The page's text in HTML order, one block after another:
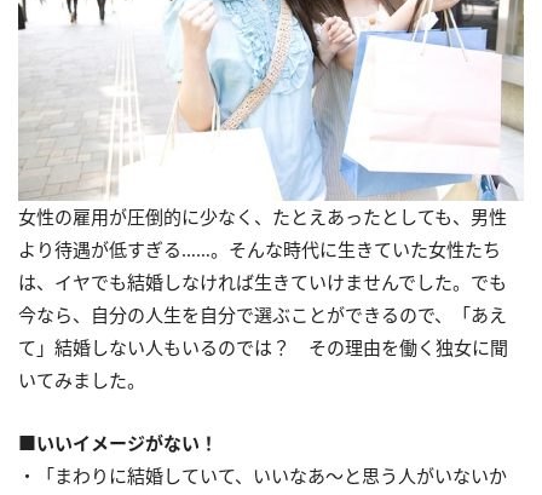
女性の雇用が圧倒的に少なく、たとえあったとしても、男性
より待遇が低すぎる……。そんな時代に生きていた女性たち
は、イヤでも結婚しなければ生きていけませんでした。でも
今なら、自分の人生を自分で選ぶことができるので、「あえ
て」結婚しない人もいるのでは？ その理由を働く独女に聞
いてみました。
■いいイメージがない！
・「まわりに結婚していて、いいなあ～と思う人がいないか